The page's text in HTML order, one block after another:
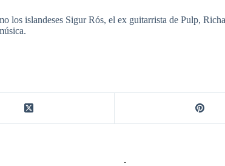
los islandeses Sigur Rós, el ex guitarrista de Pulp,